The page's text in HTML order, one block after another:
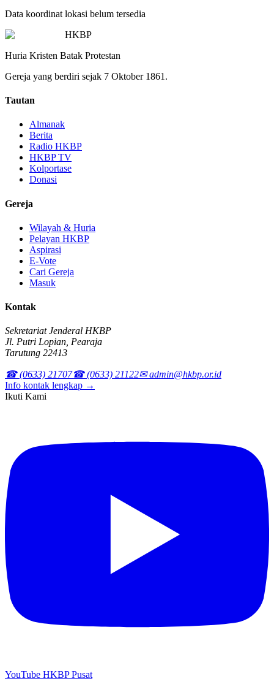
Data koordinat lokasi belum tersedia
HKBP
Huria Kristen Batak Protestan
Gereja yang berdiri sejak 7 Oktober 1861.
Tautan
Almanak
Berita
Radio HKBP
HKBP TV
Kolportase
Donasi
Gereja
Wilayah & Huria
Pelayan HKBP
Aspirasi
E-Vote
Cari Gereja
Masuk
Kontak
Sekretariat Jenderal HKBP
Jl. Putri Lopian, Pearaja
Tarutung 22413
☎ (0633) 21707☎ (0633) 21122✉ admin@hkbp.or.id
Info kontak lengkap →
Ikuti Kami
YouTube HKBP Pusat